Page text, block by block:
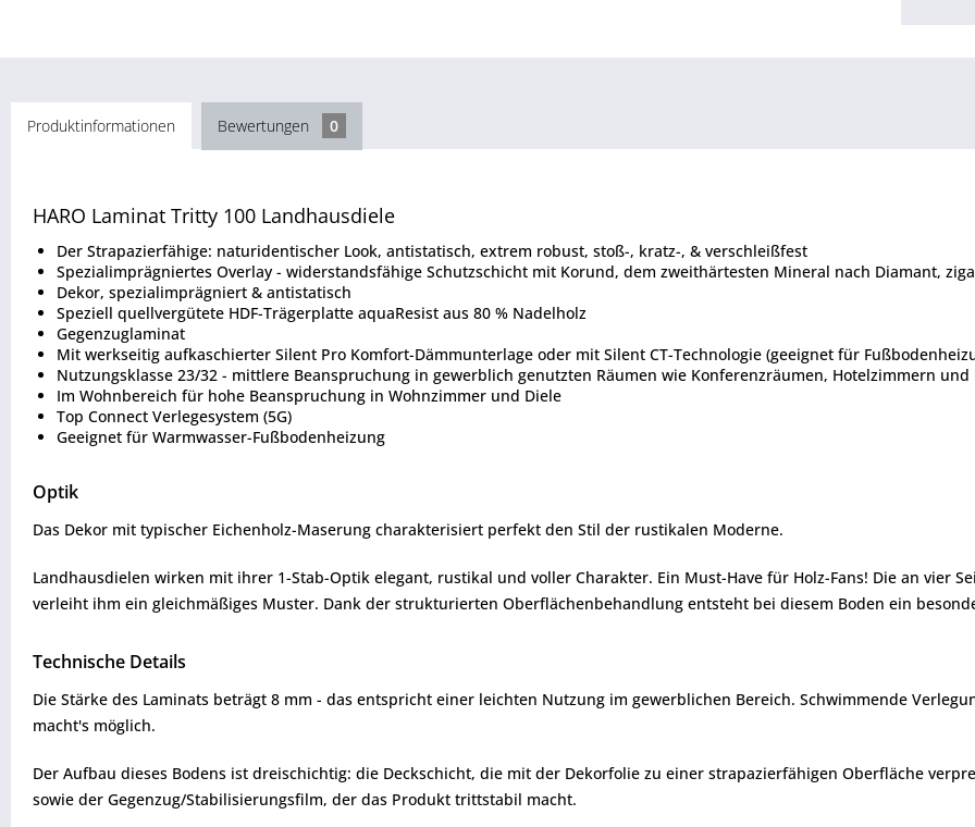
Produktinformationen Bewertungen 0
HARO Laminat Tritty 100 Landhausdiele
Der Strapazierfähige: naturidentischer Look, antistatisch, extrem robust, stoß-, kratz-, & verschleißfest
Spezialimprägniertes Overlay - widerstandsfähige Schutzschicht mit Korund, dem zweithärtesten Mineral nach Diamant,
Dekor, spezialimprägniert & antistatisch
Speziell quellvergütete HDF-Trägerplatte aquaResist aus 80 % Nadelholz
Gegenzuglaminat
Mit werkseitig aufkaschierter Silent Pro Komfort-Dämmunterlage oder mit Silent CT-Technologie (geeignet für
Nutzungsklasse 23/32 - mittlere Beanspruchung in gewerblich genutzten Räumen wie Konferenzräumen, Hotelzimmern und
Im Wohnbereich für hohe Beanspruchung in Wohnzimmer und Diele
Top Connect Verlegesystem (5G)
Geeignet für Warmwasser-Fußbodenheizung
Optik
Das Dekor mit typischer Eichenholz-Maserung charakterisiert perfekt den Stil der rustikalen Moderne.
Landhausdielen wirken mit ihrer 1-Stab-Optik elegant, rustikal und voller Charakter. Ein Must-Have für Holz-Fans! Die an vier
verleiht ihm ein gleichmäßiges Muster. Dank der strukturierten Oberflächenbehandlung entsteht bei diesem Boden ein
Technische Details
Die Stärke des Laminats beträgt 8 mm - das entspricht einer leichten Nutzung im gewerblichen Bereich. Schwimmende
macht's möglich.
Der Aufbau dieses Bodens ist dreischichtig: die Deckschicht, die mit der Dekorfolie zu einer strapazierfähigen Oberfläche
sowie der Gegenzug/Stabilisierungsfilm, der das Produkt trittstabil macht.